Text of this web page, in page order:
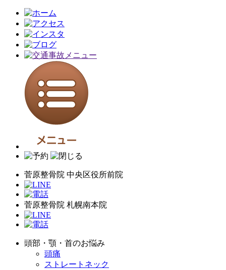
菅原整骨院 中央区役所前院
菅原整骨院 札幌南本院
頭部・顎・首のお悩み
頭痛
ストレートネック